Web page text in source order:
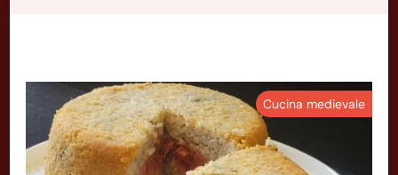
Cucina medievale